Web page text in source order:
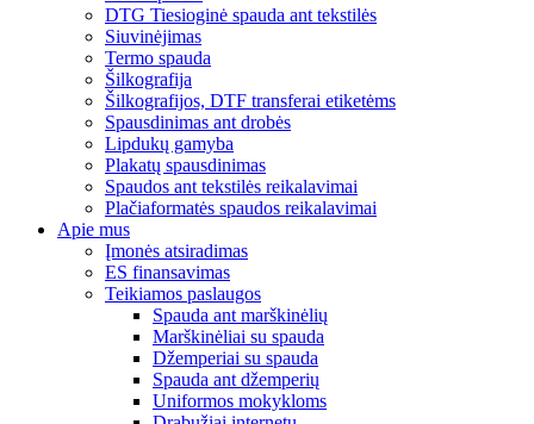
DTG Tiesioginė spauda ant tekstilės
Siuvinėjimas
Termo spauda
Šilkografija
Šilkografijos, DTF transferai etiketėms
Spausdinimas ant drobės
Lipdukų gamyba
Plakatų spausdinimas
Spaudos ant tekstilės reikalavimai
Plačiaformatės spaudos reikalavimai
Apie mus
Įmonės atsiradimas
ES finansavimas
Teikiamos paslaugos
Spauda ant marškinėlių
Marškinėliai su spauda
Džemperiai su spauda
Spauda ant džemperių
Uniformos mokykloms